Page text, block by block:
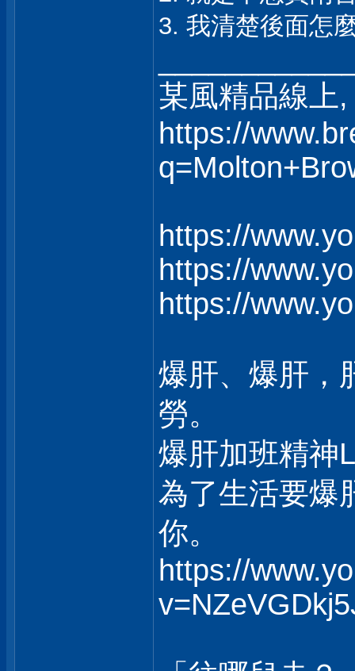
3. 我清楚後面怎
某風精品線上
https://
https://
https://
https://
爆肝、爆肝，
勞。
爆肝加班精神
為了生活要爆
你。
https://